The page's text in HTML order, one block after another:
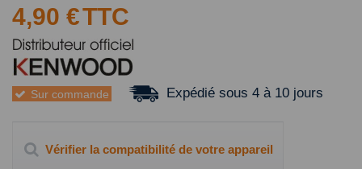
4,90 €TTC
Sur commande Expédié sous 4 à 10 jours
Vérifier la compatibilité de votre appareil